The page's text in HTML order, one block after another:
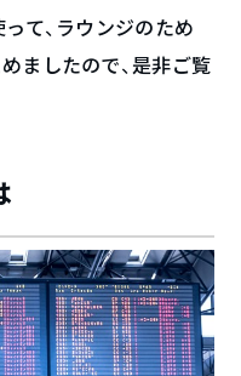
て、ラウンジのため
ましたので、是非ご覧